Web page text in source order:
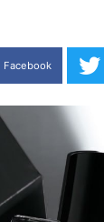
Facebook